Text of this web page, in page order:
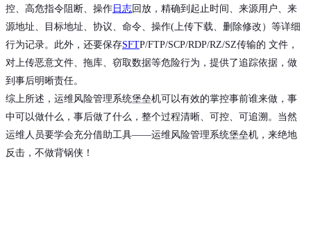
控、高危指令阻断、操作 日志回放，精确到起止时间、来源用户、来
源地址、目标地址、协议、命令、操作(上传下载、删除修改）等详细
行为记录。此外，还要保存SFTP/FTP/SCP/RDP/RZ/SZ传输的 文件，
对上传恶意文件、拖库、窃取数据等危险行为，提供了追踪依据，做
到事后明晰责任。
综上所述，运维风险管理系统堡垒机可以有效的掌控事前谁来做，事
中可以做什么，事后做了什么，整个过程清晰、可控、可追溯。当然
运维人员要学会充分借助工具——运维风险管理系统堡垒机，来绝地
反击，不做背锅侠！